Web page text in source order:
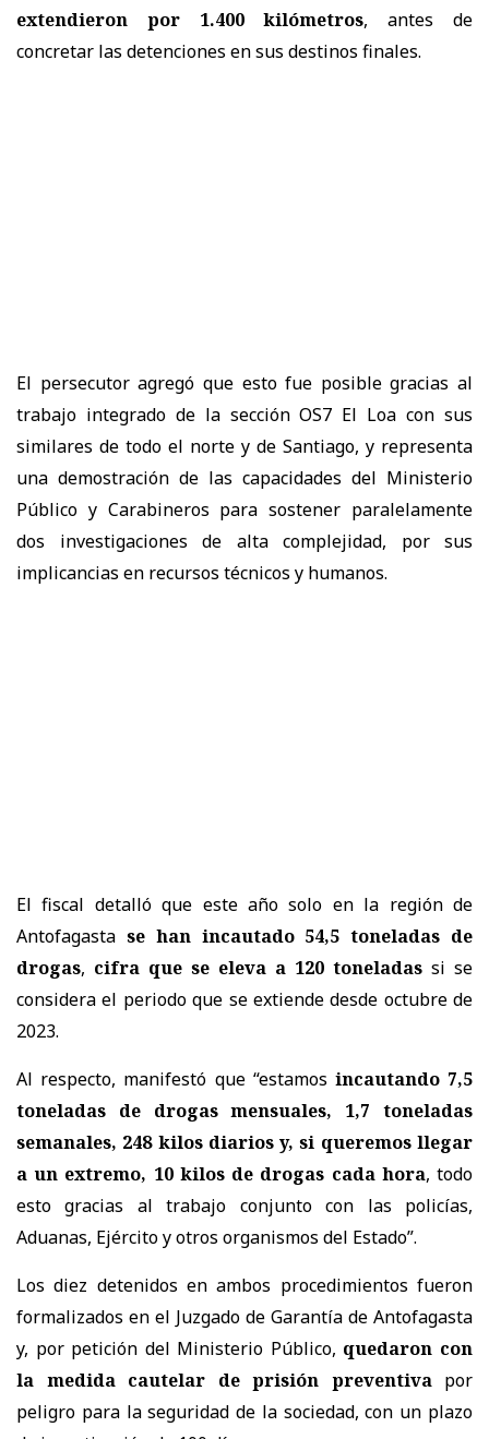
extendieron por 1.400 kilómetros, antes de
concretar las detenciones en sus destinos finales.
El persecutor agregó que esto fue posible gracias al
trabajo integrado de la sección OS7 El Loa con sus
similares de todo el norte y de Santiago, y representa
una demostración de las capacidades del Ministerio
Público y Carabineros para sostener paralelamente
dos investigaciones de alta complejidad, por sus
implicancias en recursos técnicos y humanos.
El fiscal detalló que este año solo en la región de
Antofagasta se han incautado 54,5 toneladas de
drogas, cifra que se eleva a 120 toneladas si se
considera el periodo que se extiende desde octubre de
2023.
Al respecto, manifestó que “estamos incautando 7,5
toneladas de drogas mensuales, 1,7 toneladas
semanales, 248 kilos diarios y, si queremos llegar
a un extremo, 10 kilos de drogas cada hora, todo
esto gracias al trabajo conjunto con las policías,
Aduanas, Ejército y otros organismos del Estado”.
Los diez detenidos en ambos procedimientos fueron
formalizados en el Juzgado de Garantía de Antofagasta
y, por petición del Ministerio Público, quedaron con
la medida cautelar de prisión preventivapor
peligro para la seguridad de la sociedad, con un plazo